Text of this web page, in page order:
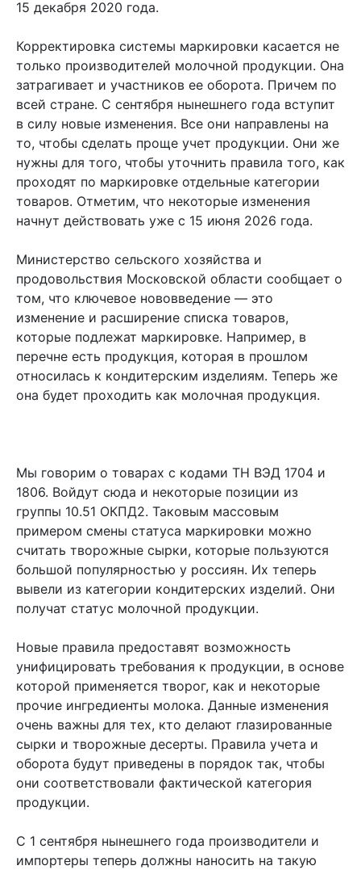
15 декабря 2020 года.
Корректировка системы маркировки касается не
только производителей молочной продукции. Она
затрагивает и участников ее оборота. Причем по
всей стране. С сентября нынешнего года вступит
в силу новые изменения. Все они направлены на
то, чтобы сделать проще учет продукции. Они же
нужны для того, чтобы уточнить правила того, как
проходят по маркировке отдельные категории
товаров. Отметим, что некоторые изменения
начнут действовать уже с 15 июня 2026 года.
Министерство сельского хозяйства и
продовольствия Московской области сообщает о
том, что ключевое нововведение — это
изменение и расширение списка товаров,
которые подлежат маркировке. Например, в
перечне есть продукция, которая в прошлом
относилась к кондитерским изделиям. Теперь же
она будет проходить как молочная продукция.
Мы говорим о товарах с кодами ТН ВЭД 1704 и
1806. Войдут сюда и некоторые позиции из
группы 10.51 ОКПД2. Таковым массовым
примером смены статуса маркировки можно
считать творожные сырки, которые пользуются
большой популярностью у россиян. Их теперь
вывели из категории кондитерских изделий. Они
получат статус молочной продукции.
Новые правила предоставят возможность
унифицировать требования к продукции, в основе
которой применяется творог, как и некоторые
прочие ингредиенты молока. Данные изменения
очень важны для тех, кто делают глазированные
сырки и творожные десерты. Правила учета и
оборота будут приведены в порядок так, чтобы
они соответствовали фактической категория
продукции.
С 1 сентября нынешнего года производители и
импортеры теперь должны наносить на такую